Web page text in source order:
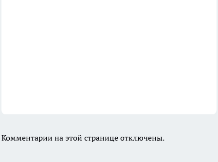
Комментарии на этой странице отключены.